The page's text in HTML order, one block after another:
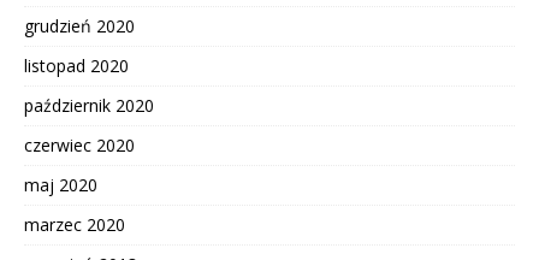
grudzień 2020
listopad 2020
październik 2020
czerwiec 2020
maj 2020
marzec 2020